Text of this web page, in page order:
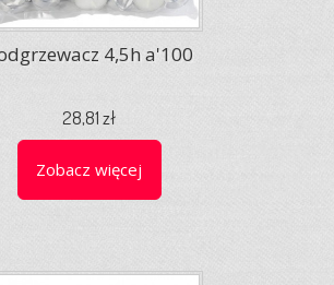
4,5h a'100
28,81 zł
Zobacz więcej